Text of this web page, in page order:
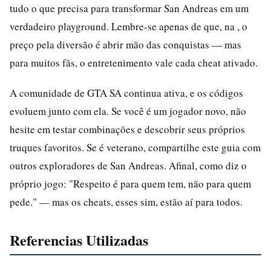
tudo o que precisa para transformar San Andreas em um
verdadeiro playground. Lembre-se apenas de que, na , o
preço pela diversão é abrir mão das conquistas — mas
para muitos fãs, o entretenimento vale cada cheat ativado.
A comunidade de GTA SA continua ativa, e os códigos
evoluem junto com ela. Se você é um jogador novo, não
hesite em testar combinações e descobrir seus próprios
truques favoritos. Se é veterano, compartilhe este guia com
outros exploradores de San Andreas. Afinal, como diz o
próprio jogo: "Respeito é para quem tem, não para quem
pede." — mas os cheats, esses sim, estão aí para todos.
Referencias Utilizadas